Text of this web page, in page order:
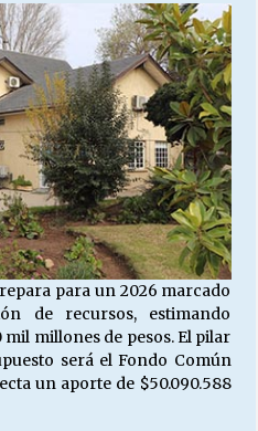
El Carmen de Maipu.
dicho?
ALTERNATIVA
HONORARIOS, DESPIDOS
para un 2026 marcado
de recursos, estimando
millones de pesos. El pilar
será el Fondo Común
un aporte de $50.090.588